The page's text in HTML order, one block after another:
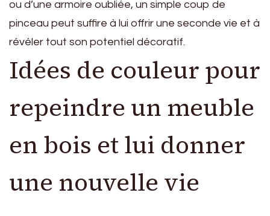
ou d’une armoire oubliée, un simple coup de
pinceau peut suffire à lui offrir une seconde vie et à
révéler tout son potentiel décoratif.
Idées de couleur pour
repeindre un meuble
en bois et lui donner
une nouvelle vie